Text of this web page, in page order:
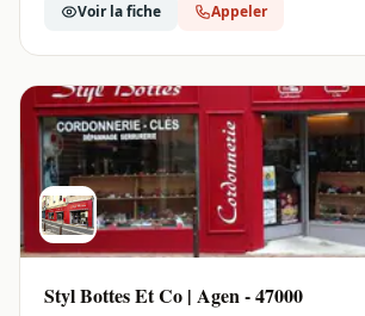
Voir la fiche Appeler
Styl Bottes Et Co | Agen - 47000